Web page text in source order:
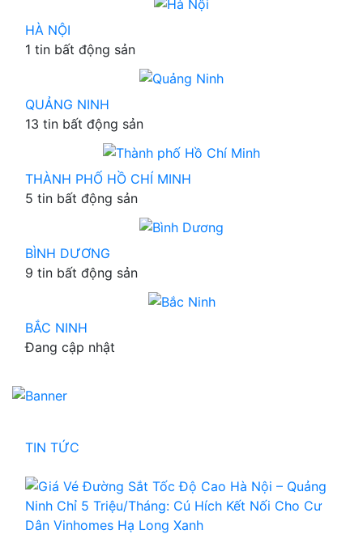
HÀ NỘI
1 tin bất động sản
QUẢNG NINH
13 tin bất động sản
THÀNH PHỐ HỒ CHÍ MINH
5 tin bất động sản
BÌNH DƯƠNG
9 tin bất động sản
BẮC NINH
Đang cập nhật
TIN TỨC